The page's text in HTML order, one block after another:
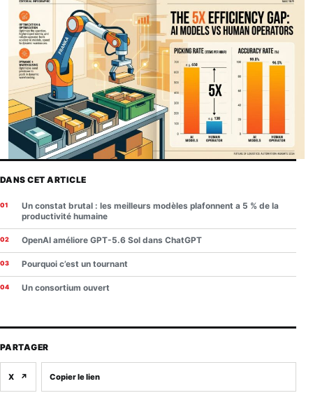
DANS CET ARTICLE
Un constat brutal : les meilleurs modèles plafonnent a 5 % de la
productivité humaine
OpenAI améliore GPT-5.6 Sol dans ChatGPT
Pourquoi c’est un tournant
Un consortium ouvert
PARTAGER
X ↗ Copier le lien